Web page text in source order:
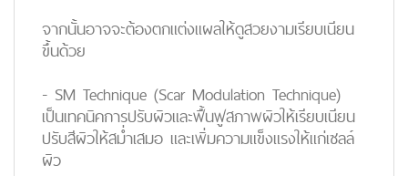
จากนั้นอาจจะต้องตกแต่งแผลให้ดูสวยงามเรียบเนียน
ขึ้นด้วย
- SM Technique (Scar Modulation Technique)
เป็นเทคนิคการปรับผิวและฟื้นฟูสภาพผิวให้เรียบเนียน
ปรับสีผิวให้สม่ำเสมอ และเพิ่มความแข็งแรงให้แก่เซลล์
ผิว